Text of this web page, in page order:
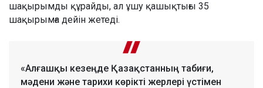
шақырымды құрайды, ал ұшу қашықтығы 35
шақырымға дейін жетеді.
«Алғашқы кезеңде Қазақстанның табиғи,
мәдени және тарихи көрікті жерлері үстімен